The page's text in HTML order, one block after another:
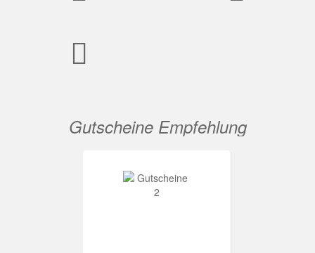
Gutscheine Empfehlung